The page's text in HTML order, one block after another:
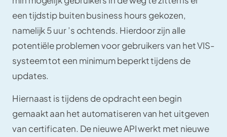
een tijdstip buiten business hours gekozen,
namelijk 5 uur ’s ochtends. Hierdoor zijn alle
potentiële problemen voor gebruikers van het VIS-
systeem tot een minimum beperkt tijdens de
updates.
Hiernaast is tijdens de opdracht een begin
gemaakt aan het automatiseren van het uitgeven
van certificaten. De nieuwe API werkt met nieuwe